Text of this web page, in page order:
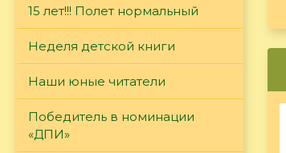
15 лет!!! Полет нормальный
Неделя детской книги
Наши юные читатели
Победитель в номинации
«ДПИ»